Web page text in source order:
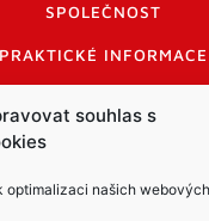
souhlas s
optimalizaci našich
SPOLEČNOST
PRAKTICKÉ INFORMACE
A KODEX
LOGO A LOGO MANUÁL